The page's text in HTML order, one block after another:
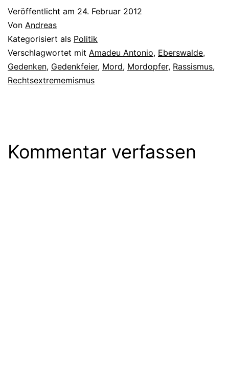
Veröffentlicht am 24. Februar 2012
Von Andreas
Kategorisiert als Politik
Verschlagwortet mit Amadeu Antonio, Eberswalde,
Gedenken, Gedenkfeier, Mord, Mordopfer, Rassismus,
Rechtsextrememismus
Kommentar verfassen